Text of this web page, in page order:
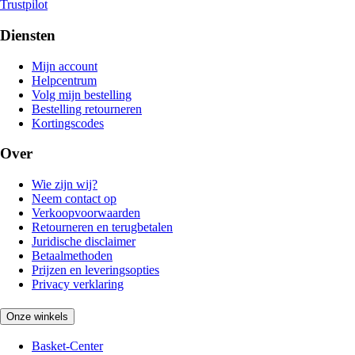
Trustpilot
Diensten
Mijn account
Helpcentrum
Volg mijn bestelling
Bestelling retourneren
Kortingscodes
Over
Wie zijn wij?
Neem contact op
Verkoopvoorwaarden
Retourneren en terugbetalen
Juridische disclaimer
Betaalmethoden
Prijzen en leveringsopties
Privacy verklaring
Onze winkels
Basket-Center